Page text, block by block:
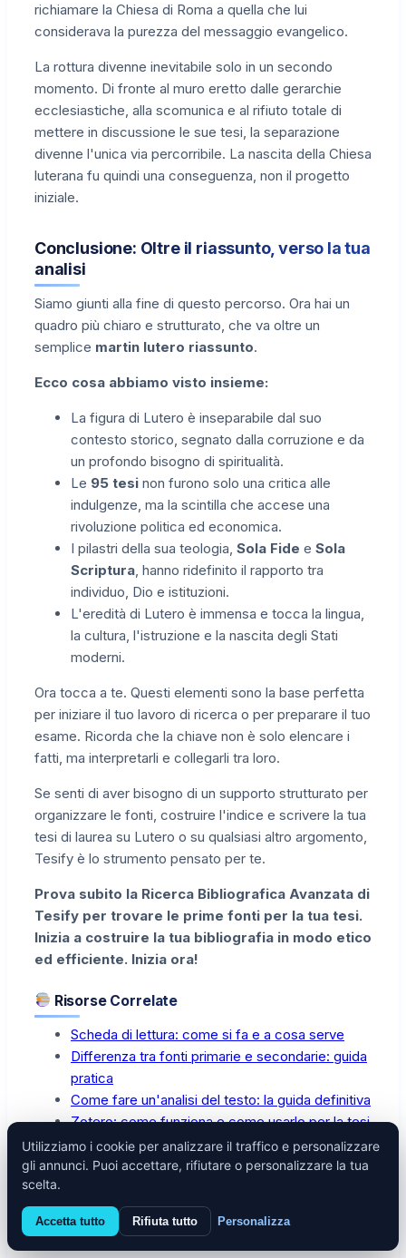
richiamare la Chiesa di Roma a quella che lui
considerava la purezza del messaggio evangelico.
La rottura divenne inevitabile solo in un secondo
momento. Di fronte al muro eretto dalle gerarchie
ecclesiastiche, alla scomunica e al rifiuto totale di
mettere in discussione le sue tesi, la separazione
divenne l'unica via percorribile. La nascita della Chiesa
luterana fu quindi una conseguenza, non il progetto
iniziale.
Conclusione: Oltre il riassunto, verso la tua
analisi
Siamo giunti alla fine di questo percorso. Ora hai un
quadro più chiaro e strutturato, che va oltre un
semplice martin lutero riassunto.
Ecco cosa abbiamo visto insieme:
La figura di Lutero è inseparabile dal suo
contesto storico, segnato dalla corruzione e da
un profondo bisogno di spiritualità.
Le 95 tesi non furono solo una critica alle
indulgenze, ma la scintilla che accese una
rivoluzione politica ed economica.
I pilastri della sua teologia, Sola Fide e Sola
Scriptura, hanno ridefinito il rapporto tra
individuo, Dio e istituzioni.
L'eredità di Lutero è immensa e tocca la lingua,
la cultura, l'istruzione e la nascita degli Stati
moderni.
Ora tocca a te. Questi elementi sono la base perfetta
per iniziare il tuo lavoro di ricerca o per preparare il tuo
esame. Ricorda che la chiave non è solo elencare i
fatti, ma interpretarli e collegarli tra loro.
Se senti di aver bisogno di un supporto strutturato per
organizzare le fonti, costruire l'indice e scrivere la tua
tesi di laurea su Lutero o su qualsiasi altro argomento,
Tesify è lo strumento pensato per te.
Prova subito la Ricerca Bibliografica Avanzata di
Tesify per trovare le prime fonti per la tua tesi.
Inizia a costruire la tua bibliografia in modo etico
ed efficiente. Inizia ora!
Risorse Correlate
Scheda di lettura: come si fa e a cosa serve
Differenza tra fonti primarie e secondarie: guida
pratica
Come fare un'analisi del testo: la guida definitiva
Zotero: come funziona e come usarlo per la tesi
Utilizziamo i cookie per analizzare il traffico e personalizzare
gli annunci. Puoi accettare, rifiutare o personalizzare la tua
scelta.
Accetta tutto Rifiuta tutto Personalizza